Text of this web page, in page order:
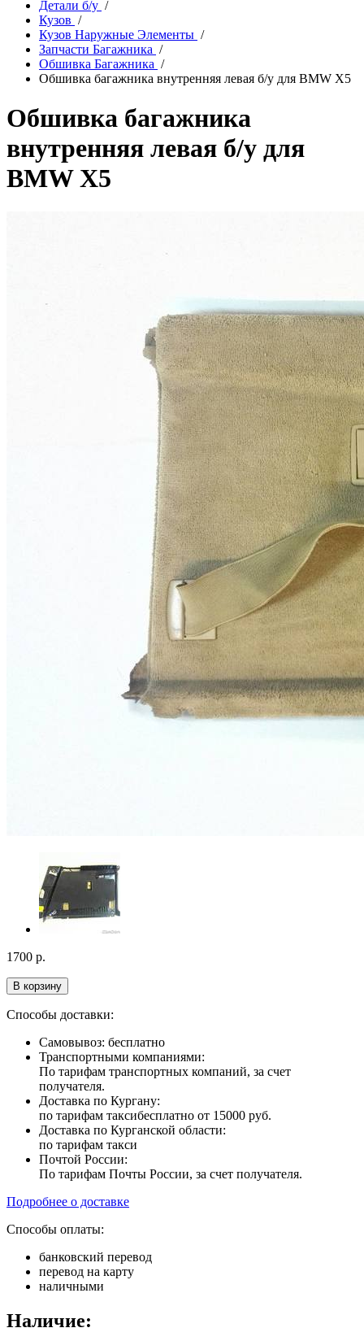
Детали б/у /
Кузов /
Кузов Наружные Элементы /
Запчасти Багажника /
Обшивка Багажника /
Обшивка багажника внутренняя левая б/у для BMW X5
Обшивка багажника
внутренняя левая б/у для
BMW X5
1700 р.
В корзину
Способы доставки:
Самовывоз: бесплатно
Транспортными компаниями:
По тарифам транспортных компаний, за счет
получателя.
Доставка по Кургану:
по тарифам таксибесплатно от 15000 руб.
Доставка по Курганской области:
по тарифам такси
Почтой России:
По тарифам Почты России, за счет получателя.
Подробнее о доставке
Способы оплаты:
банковский перевод
перевод на карту
наличными
Наличие: